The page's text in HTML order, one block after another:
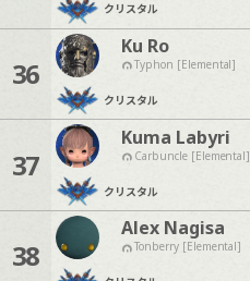
クリスタル
36
Ku Ro
Typhon [Elemental]
クリスタル
37
Kuma Labyri
Carbuncle [Elemental]
クリスタル
38
Alex Nagisa
Tonberry [Elemental]